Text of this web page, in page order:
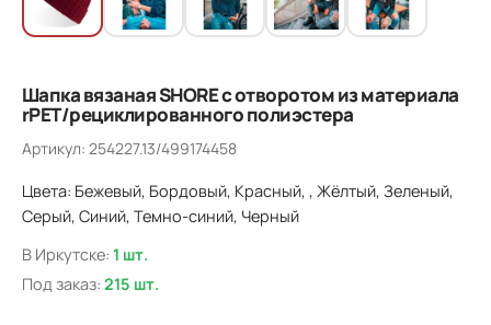
Шапка вязаная SHORE с отворотом из материала
rPET/рециклированного полиэстера
Артикул: 254227.13/499174458
Цвета: Бежевый, Бордовый, Красный, , Жёлтый, Зеленый,
Серый, Синий, Темно-синий, Черный
В Иркутске: 1 шт.
Под заказ: 215 шт.